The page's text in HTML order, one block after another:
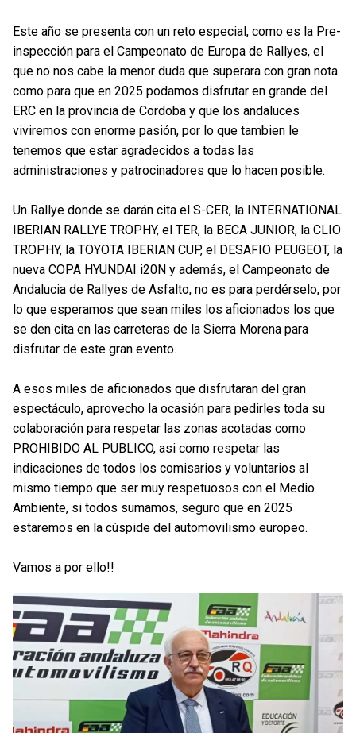
Este año se presenta con un reto especial, como es la Pre-
inspección para el Campeonato de Europa de Rallyes, el
que no nos cabe la menor duda que superara con gran nota
como para que en 2025 podamos disfrutar en grande del
ERC en la provincia de Cordoba y que los andaluces
viviremos con enorme pasión, por lo que tambien le
tenemos que estar agradecidos a todas las
administraciones y patrocinadores que lo hacen posible.
Un Rallye donde se darán cita el S-CER, la INTERNATIONAL
IBERIAN RALLYE TROPHY, el TER, la BECA JUNIOR, la CLIO
TROPHY, la TOYOTA IBERIAN CUP, el DESAFIO PEUGEOT, la
nueva COPA HYUNDAI i20N y además, el Campeonato de
Andalucia de Rallyes de Asfalto, no es para perdérselo, por
lo que esperamos que sean miles los aficionados los que
se den cita en las carreteras de la Sierra Morena para
disfrutar de este gran evento.
A esos miles de aficionados que disfrutaran del gran
espectáculo, aprovecho la ocasión para pedirles toda su
colaboración para respetar las zonas acotadas como
PROHIBIDO AL PUBLICO, asi como respetar las
indicaciones de todos los comisarios y voluntarios al
mismo tiempo que ser muy respetuosos con el Medio
Ambiente, si todos sumamos, seguro que en 2025
estaremos en la cúspide del automovilismo europeo.
Vamos a por ello!!